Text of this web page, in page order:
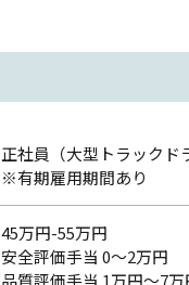
正社員（大型トラックド
※有期雇用期間あり
45万円-55万円
安全評価手当 0～2万円
品質評価手当 1万円～7